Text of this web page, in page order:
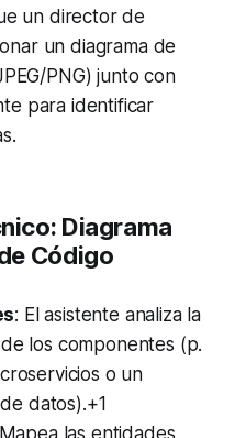
un director de
un diagrama de
PNG) junto con
para identificar
Diagrama
Código
: El asistente analiza la
los componentes (p.
o un
datos).+1